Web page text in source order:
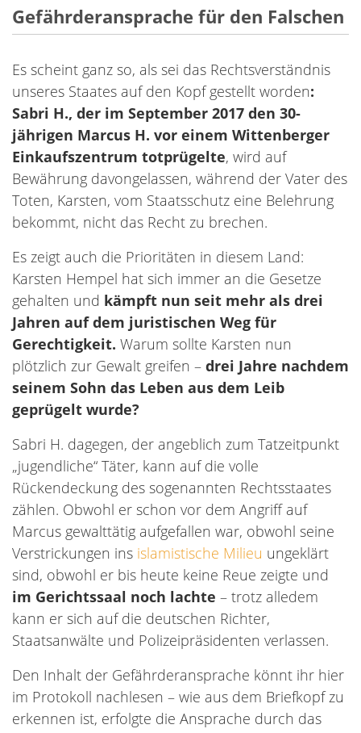
Gefährderansprache für den Falschen
Es scheint ganz so, als sei das Rechtsverständnis
unseres Staates auf den Kopf gestellt worden:
Sabri H., der im September 2017 den 30-
jährigen Marcus H. vor einem Wittenberger
Einkaufszentrum totprügelte, wird auf
Bewährung davongelassen, während der Vater des
Toten, Karsten, vom Staatsschutz eine Belehrung
bekommt, nicht das Recht zu brechen.
Es zeigt auch die Prioritäten in diesem Land:
Karsten Hempel hat sich immer an die Gesetze
gehalten und kämpft nun seit mehr als drei
Jahren auf dem juristischen Weg für
Gerechtigkeit. Warum sollte Karsten nun
plötzlich zur Gewalt greifen – drei Jahre nachdem
seinem Sohn das Leben aus dem Leib
geprügelt wurde?
Sabri H. dagegen, der angeblich zum Tatzeitpunkt
„jugendliche“ Täter, kann auf die volle
Rückendeckung des sogenannten Rechtsstaates
zählen. Obwohl er schon vor dem Angriff auf
Marcus gewalttätig aufgefallen war, obwohl seine
Verstrickungen ins islamistische Milieu ungeklärt
sind, obwohl er bis heute keine Reue zeigte und
im Gerichtssaal noch lachte – trotz alledem
kann er sich auf die deutschen Richter,
Staatsanwälte und Polizeipräsidenten verlassen.
Den Inhalt der Gefährderansprache könnt ihr hier
im Protokoll nachlesen – wie aus dem Briefkopf zu
erkennen ist, erfolgte die Ansprache durch das